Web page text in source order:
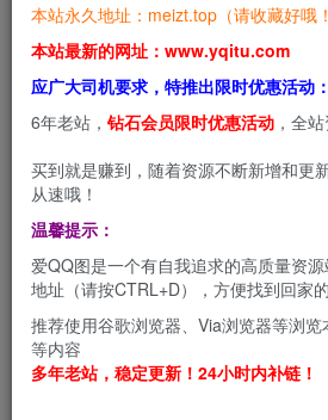
本站预览图进行了压缩和水印，
印。
韩国写真机构这几年真的太卷了。
Pure Media各占山头，但说句实话
生水起的韩国厂牌，国内市场本身并不
这种背景下，Espacia Korea算是挺敢
内卷卷死，反倒靠着“韩模出海”的思
也跑来它的棚里拍东西。比如Saika
KANA（桃乃木香奈），还有PURM
本站永久地址：meizt.top（请收藏好哦！
本站最新的网址：www.yqitu.com
应广大司机要求，特推出限时优惠活动：
6年老站， 钻石会员限时优惠活动 ，全
买到就是赚到，随着资源不断新增和更
从速哦！
温馨提示：
爱QQ图是一个有自我追求的高质量资
地址（请按CTRL+D），方便找到回家的
推荐使用谷歌浏览器、Via浏览器等浏
等内容
多年老站，稳定更新！24小时内补链！